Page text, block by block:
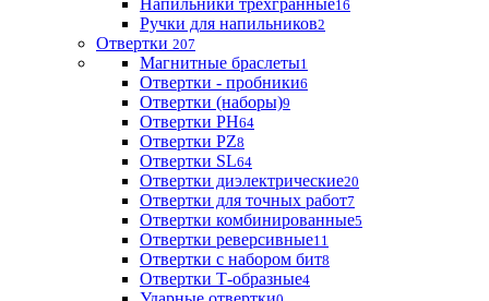
Напильники трехгранные16
Ручки для напильников2
Отвертки 207
Магнитные браслеты1
Отвертки - пробники6
Отвертки (наборы)9
Отвертки PH64
Отвертки PZ8
Отвертки SL64
Отвертки диэлектрические20
Отвертки для точных работ7
Отвертки комбинированные5
Отвертки реверсивные11
Отвертки с набором бит8
Отвертки Т-образные4